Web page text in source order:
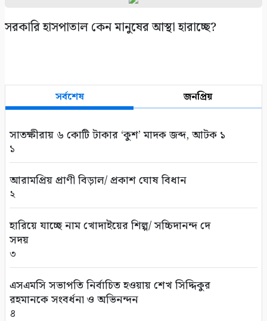
সরকারি হাসপাতাল কেন মানুষের আস্থা হারাচ্ছে?
সর্বশেষ জনপ্রিয়
সাতক্ষীরায় ৬ কোটি টাকার ‘কুশ’ মাদক জব্দ, আটক ১
১
আরামপ্রিয় প্রাণী বিড়াল/ প্রকাশ ঘোষ বিধান
২
হারিয়ে যাচ্ছে নাম খোদাইয়ের শিল্প/ সচ্চিদানন্দ দে
সদয়
৩
এসএমসি সভাপতি নির্বাচিত হওয়ায় শেখ সিদ্দিকুর
রহমানকে সংবর্ধনা ও অভিনন্দন
৪